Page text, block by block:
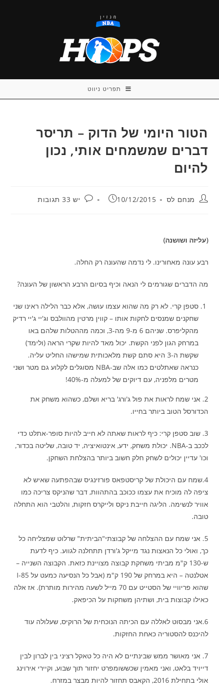
תפריט ניווט
הטור היומי של הדוק – תריסר
דברים שמשמחים אותי, נכון
להיום
מחבר:מנחם לס פורסם:
10/12/2015 תגובות:
יש 33 תגובות
(עליזה ושושנה)
רבע עונה מאחורינו. לי נדמה שהעונה רק החלה.
מה הדברים שגורמים לי הנאה וכיף בסיום הרבע הראשון של העונה?
סטפן קרי. לא רק מה שהוא עצמו עושה, אלא כבר הלילה ראינו שני
שחקנים שמנסים לחקות אותו – קווין מרטין מהוולבס וג'יי ג'יי רדיק
מהקליפרס. שניהם 6 מ-9 מה-3, וכמה מההטלות שלהם באו
במרחק הגון לפני הקשת. יכול מאד להיות שקרי הראה (ולימד)
שקשת ה-3 היא סתם קשת מלאכותית שמישהו החליט עליה.
כנראה שאתלטים כמו אלה שב-NBA מסוגלים לקלוע גם מטר ושני
מטרים מלפניה, עם דיוקים של למעלה מ-40%!
2. אני שמח לראות את פול ג'ורג' בריא ושלם, כשהוא משחק את
הכדורסל הטוב ביותר בחייו.
3. שוב סטפן קרי: כיף לראות שאתה לא חייב להיות סופר-אתלט כדי
לככב ב-NBA. יכולת משחק, ידע, אינטואיציה, יד טובה, שליטה בכדור,
וכו' עדיין יכולים לשחק חלק חשוב ביותר בהצלחת השחקן.
4.שמח עם היכולת של קריסטפאס פורזינגיס שבהפתעה שאיש לא
ציפה לה מוכיח את עצמו ככוכב בהתהוות, דבר שהניקס צריכה כמו
אוויר לנשימה. הליגה חייבת ניקס ולייקרס חזקות, והלטבי הוא התחלה
טובה.
5. אני שמח עם ההצלחה של קבוצתי"הביתית" שרלוט שמצליחה כל
כך, ואולי כל הנאצות נגד מייקל ג'ורדן תתחלנה לגווע. כיף לדעת
ש-130 ק"מ מביתי משחקת קבוצה מצויינת כזאת. הקבוצה השנייה –
אטלנטה – היא במרחק של 190 ק"מ (אבל כל הנסיעה כמעט על I-85
שהוא פריוויי של הסטייט עם 70 מייל לשעה מהירות מותרת). אז אלה
כאילו קבוצות בית, ושתיהן משחקות על הכיפאק.
6.אני מבסוט לאללה עם הכיתה הנוכחית של הרוקיס, שעלולה עוד
להיכנס להסטוריה כאחת החזקות.
7. אני מאושר ממש שבינתיים לא היה כל טאקל רציני בין לברון לבין
דייויד בלאט, ואני מאמין שכששומפרט יחזור תוך שבוע, וקיירי אירוינג
אולי בתחילת 2016, הקאבס תחזור להיות מבצר במזרח.